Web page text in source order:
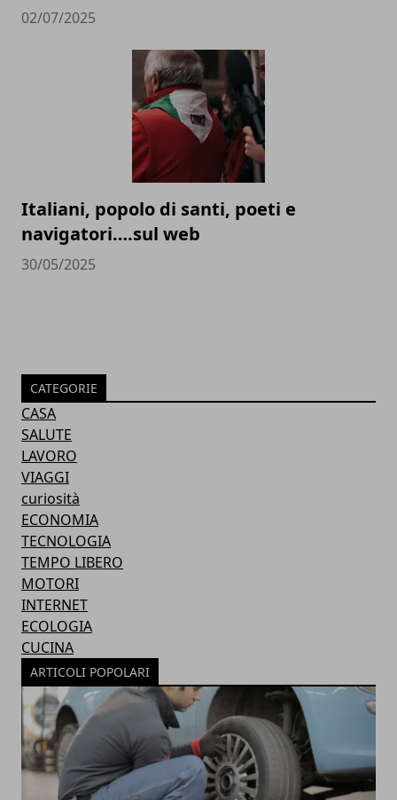
02/07/2025
Italiani, popolo di santi, poeti e
navigatori….sul web
30/05/2025
CATEGORIE
CASA
SALUTE
LAVORO
VIAGGI
curiosità
ECONOMIA
TECNOLOGIA
TEMPO LIBERO
MOTORI
INTERNET
ECOLOGIA
CUCINA
ARTICOLI POPOLARI